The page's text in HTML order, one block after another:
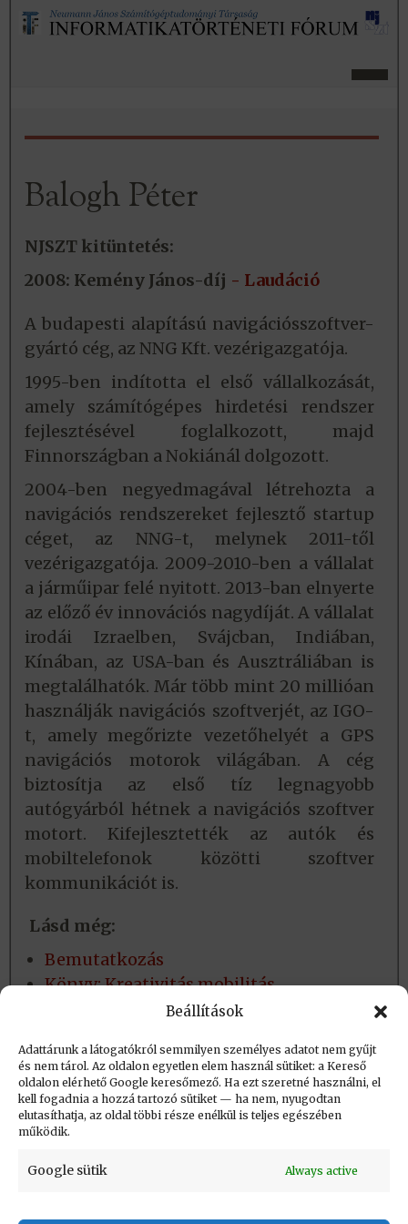
Beállítások
Adattárunk a látogatókról semmilyen személyes adatot nem gyűjt
és nem tárol. Az oldalon egyetlen elem használ sütiket: a Kereső
oldalon elérhető Google keresőmező. Ha ezt szeretné használni, el
kell fogadnia a hozzá tartozó sütiket — ha nem, nyugodtan
elutasíthatja, az oldal többi része enélkül is teljes egészében
működik.
Google sütik Always active
Balogh Péter
NJSZT kitüntetés:
2008: Kemény János-díj - Laudáció
A budapesti alapítású navigációsszoftver-
gyártó cég, az NNG Kft. vezérigazgatója.
1995-ben indította el első vállalkozását,
amely számítógépes hirdetési rendszer
fejlesztésével foglalkozott, majd
Finnországban a Nokiánál dolgozott.
2004-ben negyedmagával létrehozta a
navigációs rendszereket fejlesztő startup
céget, az NNG-t, melynek 2011-től
vezérigazgatója. 2009-2010-ben a vállalat
a járműipar felé nyitott. 2013-ban elnyerte
az előző év innovációs nagydíját. A vállalat
irodái Izraelben, Svájcban, Indiában,
Kínában, az USA-ban és Ausztráliában is
megtalálhatók. Már több mint 20 millióan
használják navigációs szoftverjét, az IGO-
t, amely megőrizte vezetőhelyét a GPS
navigációs motorok világában. A cég
biztosítja az első tíz legnagyobb
autógyárból hétnek a navigációs szoftver
motort. Kifejlesztették az autók és
mobiltelefonok közötti szoftver
kommunikációt is.
Lásd még:
Bemutatkozás
Könyv: Kreativitás mobilitás
Létrehozva: 2018.06.17. 09:29
Utolsó módosítás: 2024.05.02. 11:05